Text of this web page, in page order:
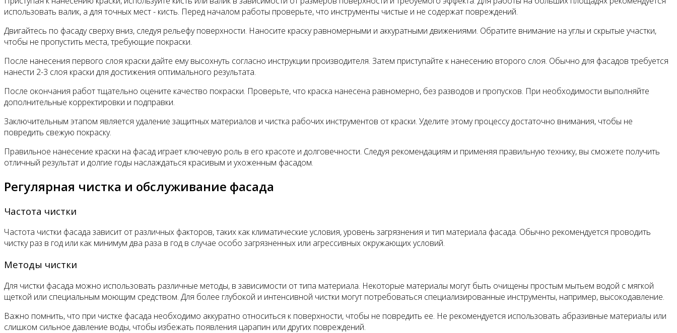
использовать валик, а для точных мест - кисть. Перед началом работы проверьте, что инструменты чистые и не содержат повреждений.
Двигайтесь по фасаду сверху вниз, следуя рельефу поверхности. Наносите краску равномерными и аккуратными движениями. Обратите внимание на углы и скрытые участки,
чтобы не пропустить места, требующие покраски.
После нанесения первого слоя краски дайте ему высохнуть согласно инструкции производителя. Затем приступайте к нанесению второго слоя. Обычно для фасадов требуется
нанести 2-3 слоя краски для достижения оптимального результата.
После окончания работ тщательно оцените качество покраски. Проверьте, что краска нанесена равномерно, без разводов и пропусков. При необходимости выполняйте
дополнительные корректировки и подправки.
Заключительным этапом является удаление защитных материалов и чистка рабочих инструментов от краски. Уделите этому процессу достаточно внимания, чтобы не
повредить свежую покраску.
Правильное нанесение краски на фасад играет ключевую роль в его красоте и долговечности. Следуя рекомендациям и применяя правильную технику, вы сможете получить
отличный результат и долгие годы наслаждаться красивым и ухоженным фасадом.
Регулярная чистка и обслуживание фасада
Частота чистки
Частота чистки фасада зависит от различных факторов, таких как климатические условия, уровень загрязнения и тип материала фасада. Обычно рекомендуется проводить
чистку раз в год или как минимум два раза в год в случае особо загрязненных или агрессивных окружающих условий.
Методы чистки
Для чистки фасада можно использовать различные методы, в зависимости от типа материала. Некоторые материалы могут быть очищены простым мытьем водой с мягкой
щеткой или специальным моющим средством. Для более глубокой и интенсивной чистки могут потребоваться специализированные инструменты, например, высокодавление.
Важно помнить, что при чистке фасада необходимо аккуратно относиться к поверхности, чтобы не повредить ее. Не рекомендуется использовать абразивные материалы или
слишком сильное давление воды, чтобы избежать появления царапин или других повреждений.